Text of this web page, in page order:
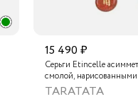
15 490 ₽
Серьги Etincelle
смолой,
слюдяным порошком,
тонированным
TARATATA